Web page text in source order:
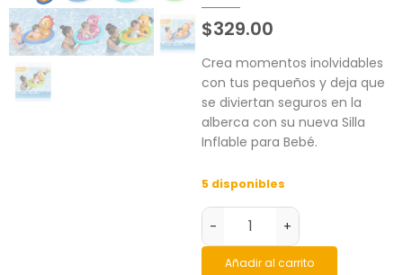
$329.00
Crea momentos inolvidables
con tus pequeños y deja que
se diviertan seguros en la
alberca con su nueva Silla
Inflable para Bebé.
5 disponibles
- +
Añadir al carrito